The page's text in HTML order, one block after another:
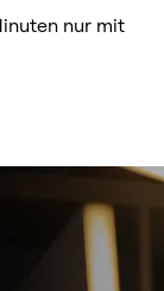
nur mit